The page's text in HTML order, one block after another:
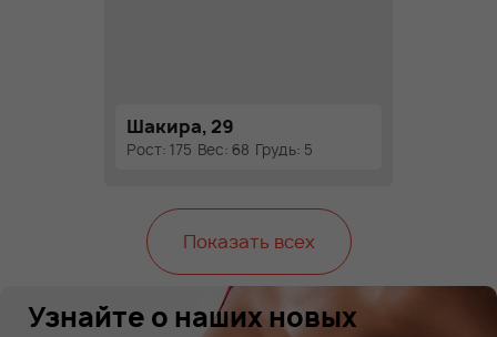
Шакира, 29
Рост: 175 Вес: 68 Грудь: 5
Показать всех
Узнайте о наших новых